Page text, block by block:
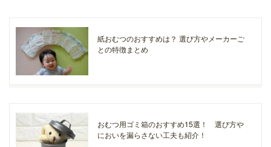
紙おむつのおすすめは？ 選び方やメーカーご
との特徴まとめ
おむつ用ゴミ箱のおすすめ15選！ 選び方や
においを漏らさない工夫も紹介！